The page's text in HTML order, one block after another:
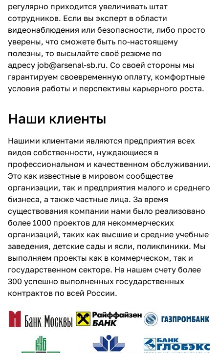
регулярно приходится увеличивать штат
сотрудников. Если вы эксперт в области
видеонаблюдения или безопасности, либо просто
уверены, что сможете быть по-настоящему
полезны, то высылайте своё резюме по
адресу job@arsenal-sb.ru. Со своей стороны мы
гарантируем своевременную оплату, комфортные
условия работы и перспективы карьерного роста.
Наши клиенты
Нашими клиентами являются предприятия всех
видов собственности, нуждающиеся в
профессиональном и качественном обслуживании.
Это как известные в мировом сообществе
организации, так и предприятия малого и среднего
бизнеса, а также частные лица. За время
существования компании нами было реализовано
более 1000 проектов для некоммерческих
организаций, таких как высшие и средние учебные
заведения, детские сады и ясли, поликлиники. Мы
выполняем проекты как в коммерческом, так и
государственном секторе. На нашем счету более
300 успешно выполненных государственных
контрактов по всей России.